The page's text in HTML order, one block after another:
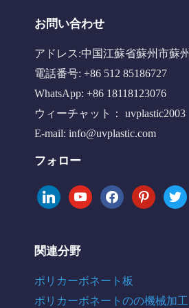
お問い合わせ
アドレス:中国江蘇省蘇州市蘇
電話番号: +86 512 85186727
WhatsApp: +86 18118123076
ウィーチャット： uvplastic2003
E-mail: info@uvplastic.com
フォロー
linkedinyoutubefacebookpinteresttwitter
関連分野
ポリカーボネート板
ポリカーボネートのの機械加工